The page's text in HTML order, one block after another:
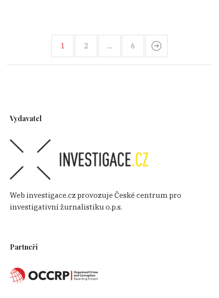
1 2 … 6
Vydavatel
Web investigace.cz provozuje České centrum pro
investigativní žurnalistiku o.p.s.
Partneři